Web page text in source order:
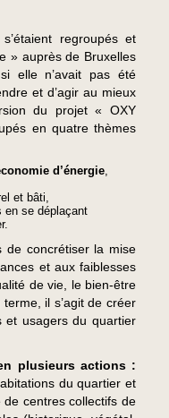
regroupés et
» auprès de Bruxelles
elle n’avait pas été
et d’agir au mieux
du projet « OXY
en quatre thèmes
d’énergie,
et bâti,
en se déplaçant
de concrétiser la mise
et aux faiblesses
de vie, le bien-être
il s’agit de créer
et usagers du quartier
plusieurs actions :
du quartier et
centres collectifs de